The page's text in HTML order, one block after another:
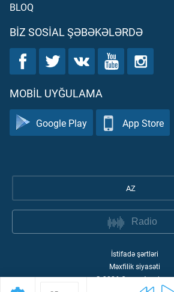
BLOQ
BIZ SOSIAL ŞƏBƏKƏLƏRDƏ
MOBIL UYĞULAMA
Google Play App Store
AZ
Radio
İstifadə şərtləri
Məxfilik siyasəti
©2026Quran Academy